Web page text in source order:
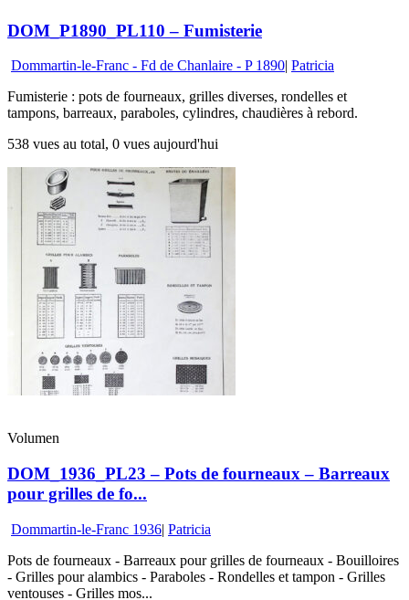
DOM_P1890_PL110 – Fumisterie
Dommartin-le-Franc - Fd de Chanlaire - P 1890 Patricia
Fumisterie : pots de fourneaux, grilles diverses, rondelles et
tampons, barreaux, paraboles, cylindres, chaudières à rebord.
538 vues au total, 0 vues aujourd'hui
Volumen
DOM_1936_PL23 – Pots de fourneaux – Barreaux
pour grilles de fo...
Dommartin-le-Franc 1936| Patricia
Pots de fourneaux - Barreaux pour grilles de fourneaux - Bouilloires
- Grilles pour alambics - Paraboles - Rondelles et tampon - Grilles
ventouses - Grilles mos...